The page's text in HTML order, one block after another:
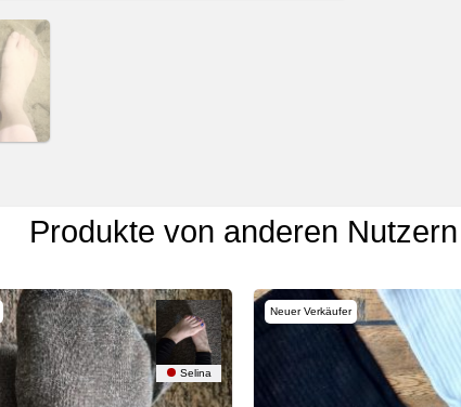
Produkte von anderen Nutzern
Selina
Neuer Verkäufer